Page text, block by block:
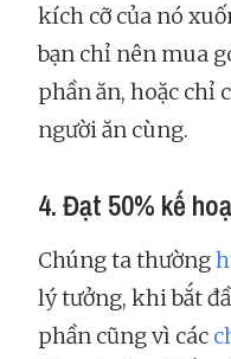
kích cỡ của nó
bạn chỉ nên mua
phần ăn, hoặc chỉ
người ăn cùng.
4. Đạt 50% kế
Chúng ta thường
lý tưởng, khi bắt
phần cũng vì các